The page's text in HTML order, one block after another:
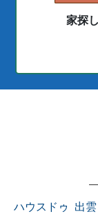
家探
ハウスドゥ 出